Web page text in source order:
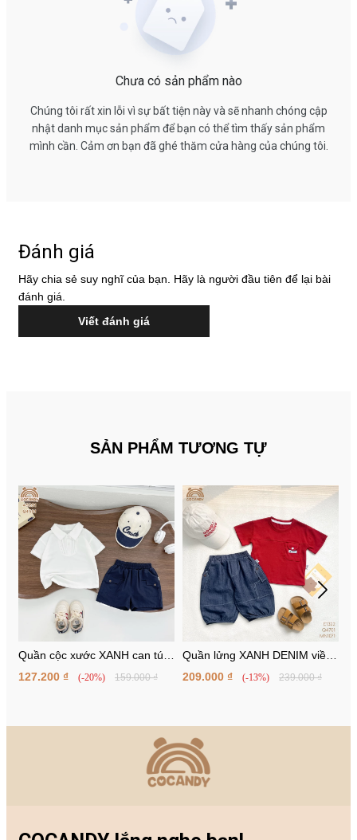
Chưa có sản phẩm nào
Chúng tôi rất xin lỗi vì sự bất tiện này và sẽ nhanh chóng cập
nhật danh mục sản phẩm để bạn có thể tìm thấy sản phẩm
mình cần. Cảm ơn bạn đã ghé thăm cửa hàng của chúng tôi.
Đánh giá
Hãy chia sẻ suy nghĩ của bạn. Hãy là người đầu tiên để lại bài
đánh giá.
Viết đánh giá
SẢN PHẨM TƯƠNG TỰ
Quần cộc xước XANH can túi
ốp kiểu 2 bên
127.200 ₫ (-20%) 159.000 ₫
Quần lửng XANH DENIM viền
chỉ ống bom
209.000 ₫ (-13%) 239.000 ₫